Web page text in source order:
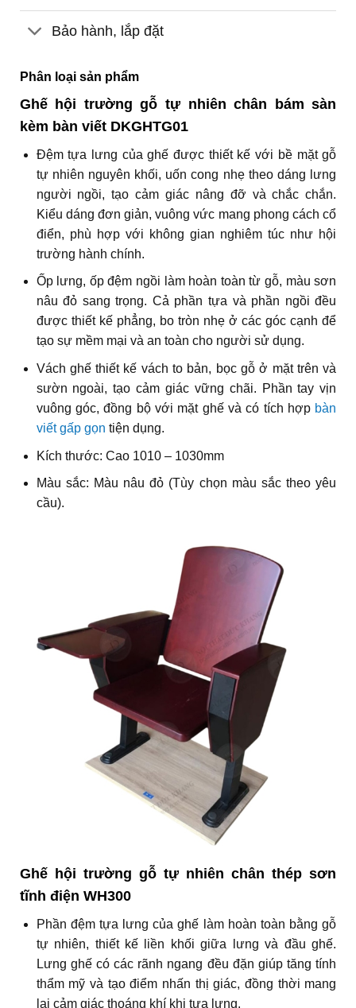
Bảo hành, lắp đặt
Phân loại sản phẩm
Ghế hội trường gỗ tự nhiên chân bám sàn
kèm bàn viết DKGHTG01
Đệm tựa lưng của ghế được thiết kế với bề mặt gỗ
tự nhiên nguyên khối, uốn cong nhẹ theo dáng lưng
người ngồi, tạo cảm giác nâng đỡ và chắc chắn.
Kiểu dáng đơn giản, vuông vức mang phong cách cổ
điển, phù hợp với không gian nghiêm túc như hội
trường hành chính.
Ốp lưng, ốp đệm ngồi làm hoàn toàn từ gỗ, màu sơn
nâu đỏ sang trọng. Cả phần tựa và phần ngồi đều
được thiết kế phẳng, bo tròn nhẹ ở các góc cạnh để
tạo sự mềm mại và an toàn cho người sử dụng.
Vách ghế thiết kế vách to bản, bọc gỗ ở mặt trên và
sườn ngoài, tạo cảm giác vững chãi. Phần tay vịn
vuông góc, đồng bộ với mặt ghế và có tích hợp bàn
viết gấp gọn tiện dụng.
Kích thước: Cao 1010 – 1030mm
Màu sắc: Màu nâu đỏ (Tùy chọn màu sắc theo yêu
cầu).
Ghế hội trường gỗ tự nhiên chân thép sơn
tĩnh điện WH300
Phần đệm tựa lưng của ghế làm hoàn toàn bằng gỗ
tự nhiên, thiết kế liền khối giữa lưng và đầu ghế.
Lưng ghế có các rãnh ngang đều đặn giúp tăng tính
thẩm mỹ và tạo điểm nhấn thị giác, đồng thời mang
lại cảm giác thoáng khí khi tựa lưng.